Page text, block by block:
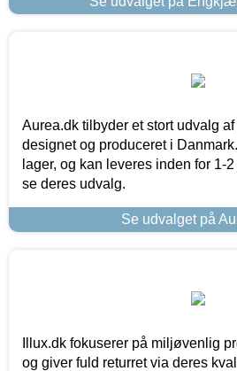
Aurea.dk tilbyder et stort udvalg
designet og produceret i
lager, og kan leveres inden for 1-
se deres udvalg.
Se udvalget på
Illux.dk fokuserer på miljøvenlig
og giver fuld returret via deres